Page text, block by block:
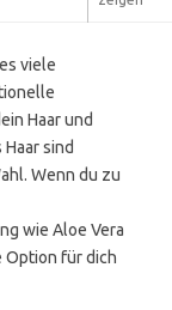
viele
Haar und
sind
Wenn du zu
wie Aloe Vera
Option für dich